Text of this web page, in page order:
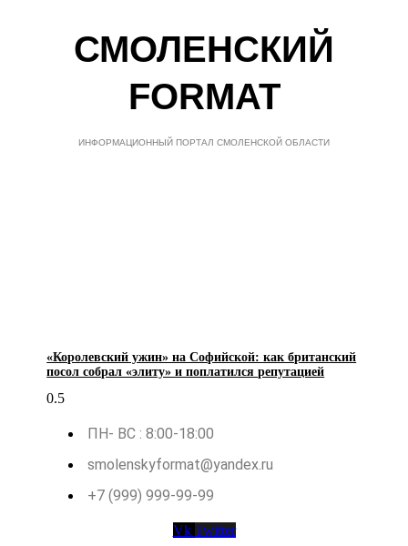
СМОЛЕНСКИЙ
FORMAT
ИНФОРМАЦИОННЫЙ ПОРТАЛ СМОЛЕНСКОЙ ОБЛАСТИ
«Королевский ужин» на Софийской: как британский
посол собрал «элиту» и поплатился репутацией
ПН- ВС : 8:00-18:00
smolenskyformat@yandex.ru
+7 (999) 999-99-99
Vk Twitter